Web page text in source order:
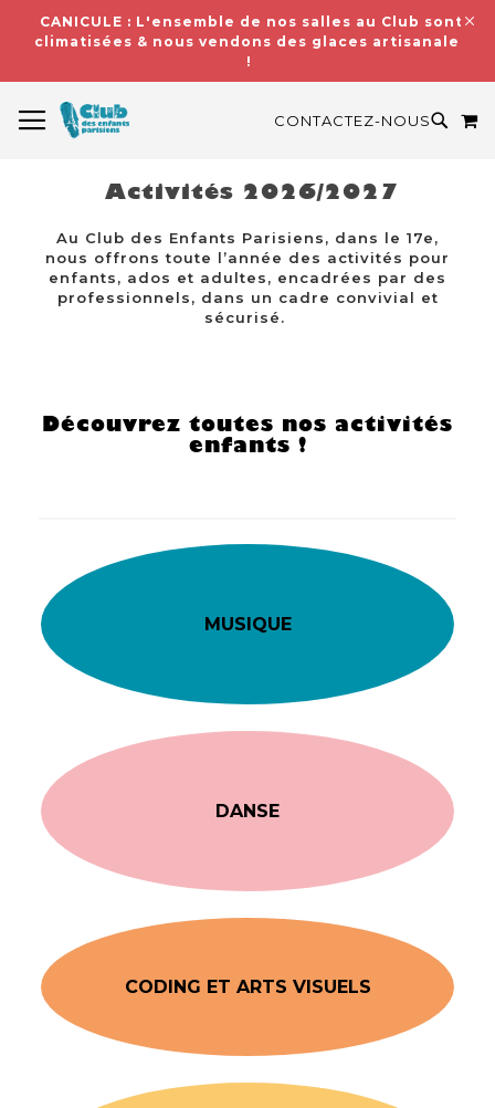
CANICULE : L'ensemble de nos salles au Club sont
climatisées & nous vendons des glaces artisanales
!
CONTACTEZ-NOUS
Activités 2026/2027
Au Club des Enfants Parisiens, dans le 17e,
nous offrons toute l’année des activités pour
enfants, ados et adultes, encadrées par des
professionnels, dans un cadre convivial et
sécurisé.
Découvrez toutes nos activités
enfants !
MUSIQUE
DANSE
CODING ET ARTS VISUELS